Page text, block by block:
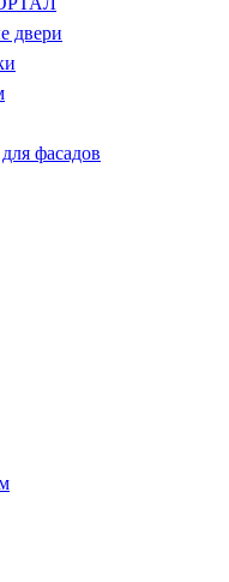
двери
фасадов